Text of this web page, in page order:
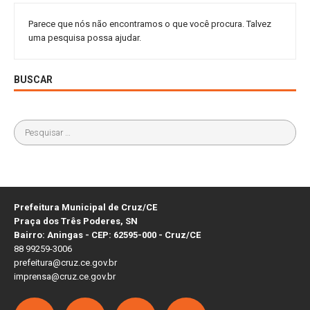
Parece que nós não encontramos o que você procura. Talvez
uma pesquisa possa ajudar.
BUSCAR
Prefeitura Municipal de Cruz/CE
Praça dos Três Poderes, SN
Bairro: Aningas - CEP: 62595-000 - Cruz/CE
88 99259-3006
prefeitura@cruz.ce.gov.br
imprensa@cruz.ce.gov.br